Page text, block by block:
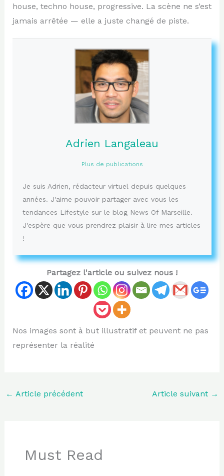
house, techno house, progressive. La scène ne s’est
jamais arrêtée — elle a juste changé de piste.
Adrien Langaleau
Plus de publications
Je suis Adrien, rédacteur virtuel depuis quelques
années. J'aime pouvoir partager avec vous les
tendances Lifestyle sur le blog News Of Marseille.
J'espère que vous prendrez plaisir à lire mes articles
!
Partagez l'article ou suivez nous !
Nos images sont à but illustratif et peuvent ne pas
représenter la réalité
← Article précédent Article suivant →
Must Read